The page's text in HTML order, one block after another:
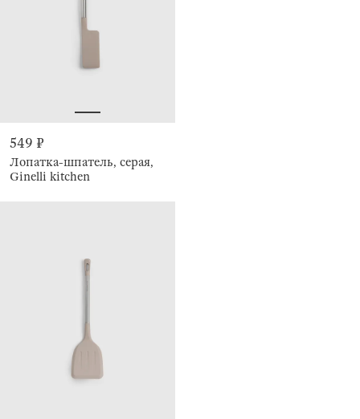
549 ₽
Лопатка-шпатель, серая,
Ginelli kitchen